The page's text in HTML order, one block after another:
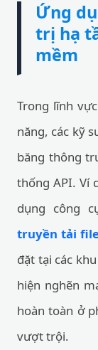
Ứng
trị hạ
mềm
Trong lĩnh
năng, các kỹ
băng thông
thống API. Ví
dụng công
truyền tải
đặt tại các
hiện nghẽn
hoàn toàn ở
vượt trội.